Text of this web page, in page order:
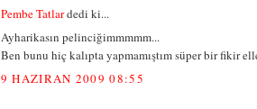
Pembe Tatlardedi ki...
Ayharikasın pelinciğimmmmm...
Ben bunu hiç kalıpta yapmamıştım süper bir fikir
9 HAZIRAN 2009 08:55